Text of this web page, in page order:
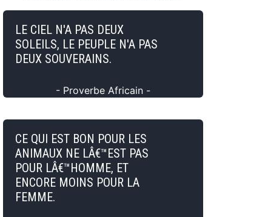
LE CIEL N'A PAS DEUX
SOLEILS, LE PEUPLE N'A PAS
DEUX SOUVERAINS.
- Proverbe Africain -
CE QUI EST BON POUR LES
ANIMAUX NE LÂ€™EST PAS
POUR LÂ€™HOMME, ET
ENCORE MOINS POUR LA
FEMME.